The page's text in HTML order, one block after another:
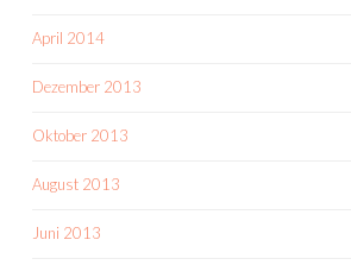
April 2014
Dezember 2013
Oktober 2013
August 2013
Juni 2013